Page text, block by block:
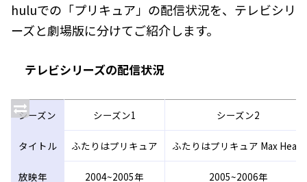
huluでの「プリキュア」の配信状況を、テレビシリ
ーズと劇場版に分けてご紹介します。
テレビシリーズの配信状況
シーズン シーズン1 シーズン2
タイトル ふたりはプリキュア ふたりはプリキュア Max Heart
放映年 2004~2005年 2005~2006年